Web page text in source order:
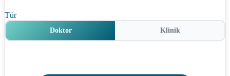
Tür
Doktor Klinik